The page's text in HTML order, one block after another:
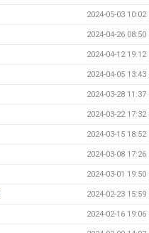
2024-05-03 10:02
2024-04-26 08:50
2024-04-12 19:12
2024-04-05 13:43
2024-03-28 11:37
2024-03-22 17:32
2024-03-15 18:52
2024-03-08 17:26
2024-03-01 19:50
2024-02-23 15:59
2024-02-16 19:06